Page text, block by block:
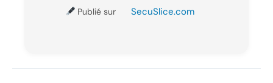
Publié sur SecuSlice.com